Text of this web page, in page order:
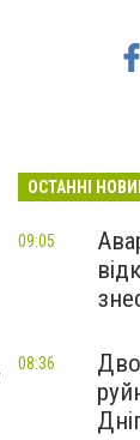
ОСТАННІ
09:05
08:36